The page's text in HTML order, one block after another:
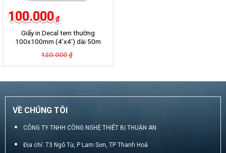
Giấy in Decal tem thường
100x100mm (4’x4′) dài 50m
120.000 ₫
là:
100.000 ₫
tại
100.000₫.
VỀ CHÚNG TÔI
CÔNG TY TNHH CÔNG NGHỆ THIẾT BỊ THUẬN AN
Địa chỉ: 73 Ngô Từ, P Lam Sơn, TP Thanh Hoá